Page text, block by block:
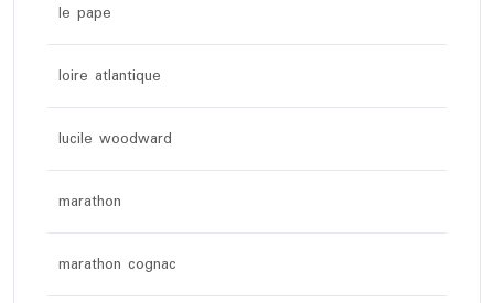
le pape
loire atlantique
lucile woodward
marathon
marathon cognac